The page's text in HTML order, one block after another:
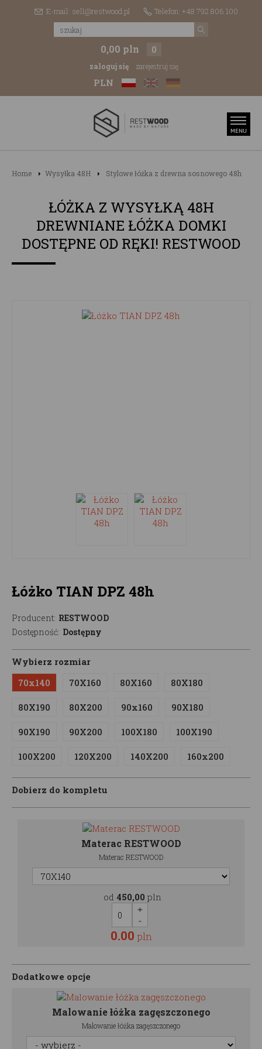
E-mail: sell@restwood.pl Telefon: +48 792 806 100
0,00 pln 0
zaloguj się zarejestruj się
PLN
Home Wysyłka 48H Stylowe łóżka z drewna sosnowego 48h
ŁÓŻKA Z WYSYŁKĄ 48H
DREWNIANE ŁÓŻKA DOMKI
DOSTĘPNE OD RĘKI! RESTWOOD
Łóżko TIAN DPZ 48h
Producent: RESTWOOD
Dostępność: Dostępny
Wybierz rozmiar
70x140
70X160 80X160 80X180
80X190 80X200 90x160 90X180
90X190 90X200 100X180 100X190
100X200 120X200 140X200 160x200
Dobierz do kompletu
Materac RESTWOOD
Materac RESTWOOD
od 450,00 pln
0.00 pln
Dodatkowe opcje
Malowanie łóżka zagęszczonego
Malowanie łóżka zagęszczonego